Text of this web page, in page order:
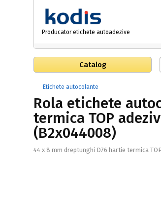
Producator etichete autoadezive
Catalog
Etichete autocolante
Rola etichete
termica TOP
(B2x044008)
44 x 8 mm dreptunghi D76 hartie termica